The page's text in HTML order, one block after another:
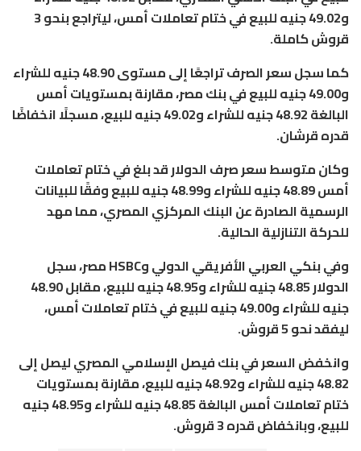
و49.02 جنيه للبيع في ختام تعاملات أمس، ليتراجع بنحو 3
قروش كاملة.
كما سجل سعر الصرف تراجعًا إلى مستوى 48.90 جنيه للشراء
و49.00 جنيه للبيع في بنك مصر، مقارنة بمستويات أمس
البالغة 48.92 جنيه للشراء و49.02 جنيه للبيع، مسجلًا انخفاضًا
قدره قرشان.
وكان متوسط سعر صرف الدولار قد بلغ في ختام تعاملات
أمس 48.89 جنيه للشراء و48.99 جنيه للبيع وفقًا للبيانات
الرسمية الصادرة عن البنك المركزي المصري، مما مهد
للحركة التنازلية الحالية.
وفي بنكي العربي الأفريقي الدولي وHSBC مصر، سجل
الدولار 48.85 جنيه للشراء و48.95 جنيه للبيع، مقابل 48.90
جنيه للشراء و49.00 جنيه للبيع في ختام تعاملات أمس،
ليفقد نحو 5 قروش.
وانخفض السعر في بنك فيصل الإسلامي المصري ليصل إلى
48.82 جنيه للشراء و48.92 جنيه للبيع، مقارنة بمستويات
ختام تعاملات أمس البالغة 48.85 جنيه للشراء و48.95 جنيه
للبيع، وبانخفاض قدره 3 قروش.